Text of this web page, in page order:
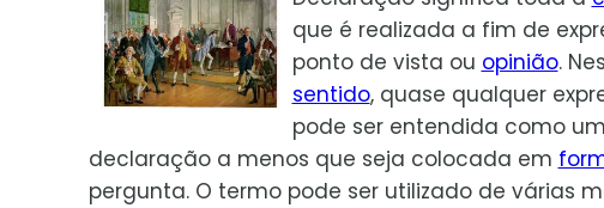
que é realizada a fim de
ponto de vista ou opinião.
sentido, quase qualquer
pode ser entendida como
declaração a menos que seja colocada em
pergunta. O termo pode ser utilizado de várias